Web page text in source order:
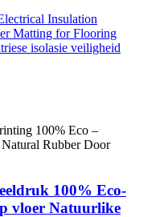
isolasie veiligheid
100% Eco-
vloer Natuurlike